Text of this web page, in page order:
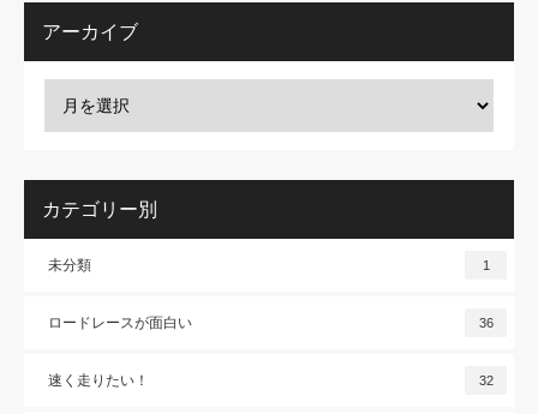
アーカイブ
カテゴリー別
未分類 1
ロードレースが面白い 36
速く走りたい！ 32